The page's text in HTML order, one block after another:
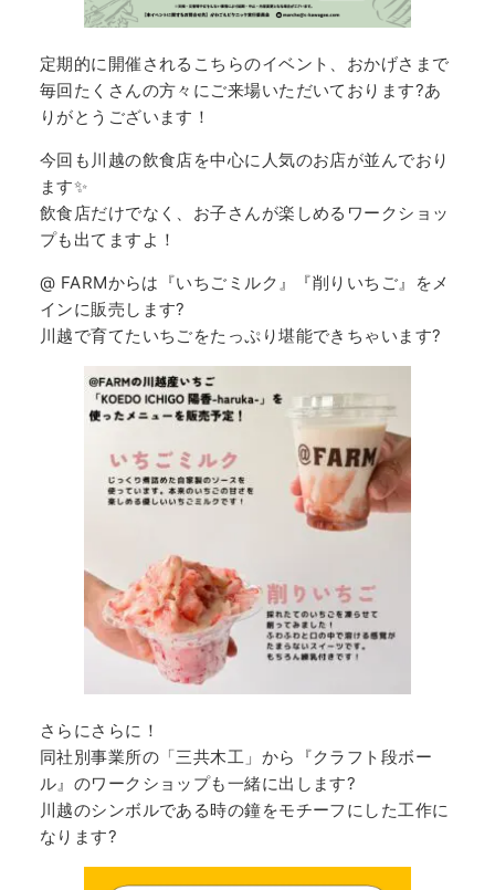
定期的に開催されるこちらのイベント、おかげさまで
毎回たくさんの方々にご来場いただいております?あ
りがとうございます！
今回も川越の飲食店を中心に人気のお店が並んでおり
ます✨
飲食店だけでなく、お子さんが楽しめるワークショッ
プも出てますよ！
@ FARMからは『いちごミルク』『削りいちご』をメ
インに販売します?
川越で育てたいちごをたっぷり堪能できちゃいます?
さらにさらに！
同社別事業所の「三共木工」から『クラフト段ボー
ル』のワークショップも一緒に出します?
川越のシンボルである時の鐘をモチーフにした工作に
なります?